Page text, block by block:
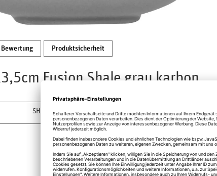
Bewertung Produktsicherheit
Fusion Shale grau karbon
SHAUSB11